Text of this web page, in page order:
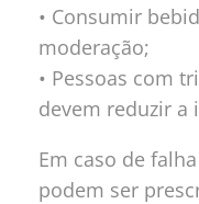
• Consumir
moderação;
• Pessoas com
devem reduzir a
Em caso de
podem ser